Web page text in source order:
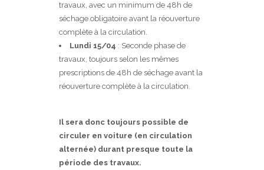
travaux, avec un minimum de 48h de
séchage obligatoire avant la réouverture
complète à la circulation.
Lundi 15/04 : Seconde phase de
travaux, toujours selon les mêmes
prescriptions de 48h de séchage avant la
réouverture complète à la circulation.
Il sera donc toujours possible de
circuler en voiture (en circulation
alternée) durant presque toute la
période des travaux.